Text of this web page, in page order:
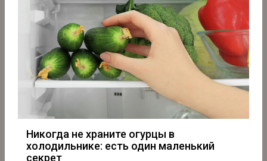
Никогда не храните огурцы в
холодильнике: есть один маленький
секрет